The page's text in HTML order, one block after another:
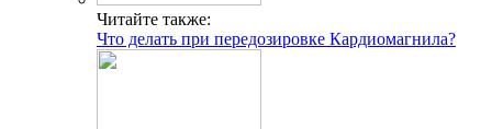
Читайте также:
Что делать при передозировке Кардиомагнила?